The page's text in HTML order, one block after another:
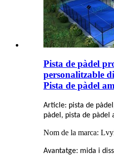
Pista de pàdel
personalitzable
Pista de pàdel
Article: pista de
pàdel, pista de pàdel
Nom de la marca:
Avantatge: mida i